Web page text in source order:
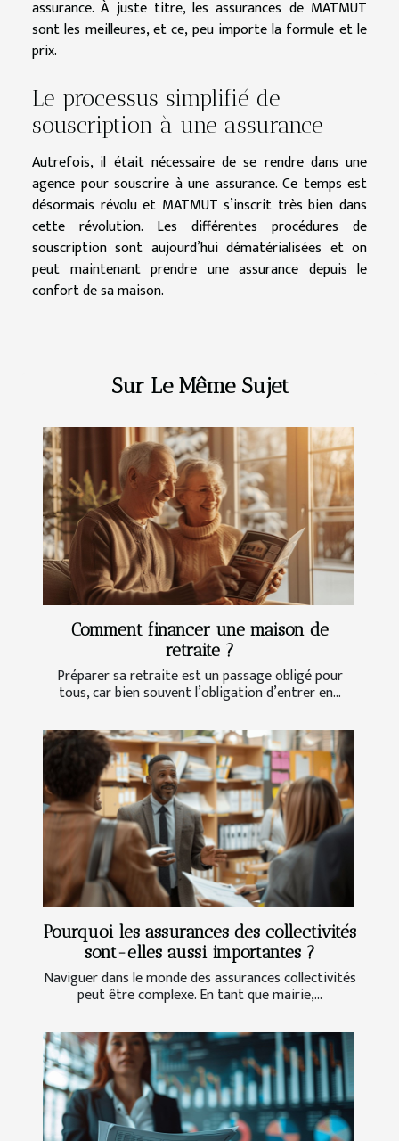
assurance. À juste titre, les assurances de MATMUT
sont les meilleures, et ce, peu importe la formule et le
prix.
Le processus simplifié de
souscription à une assurance
Autrefois, il était nécessaire de se rendre dans une
agence pour souscrire à une assurance. Ce temps est
désormais révolu et MATMUT s’inscrit très bien dans
cette révolution. Les différentes procédures de
souscription sont aujourd’hui dématérialisées et on
peut maintenant prendre une assurance depuis le
confort de sa maison.
Sur Le Même Sujet
Comment financer une maison de
retraite ?
Préparer sa retraite est un passage obligé pour
tous, car bien souvent l’obligation d’entrer en...
Pourquoi les assurances des collectivités
sont-elles aussi importantes ?
Naviguer dans le monde des assurances collectivités
peut être complexe. En tant que mairie,...